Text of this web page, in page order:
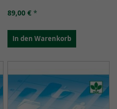
Gemeinschaftsverpflegung,
89,00 € *
In den Warenkorb